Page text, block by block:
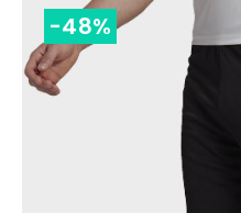
-48%